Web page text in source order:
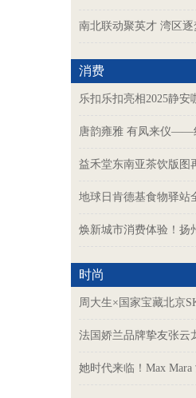
南北联动聚英才 湾区逐
消费
乐扣乐扣亮相2025静安
唐韵雍雅 有凤来仪——
益禾堂东南亚茶饮版图
地球日肯德基食物驿站
焕新城市消费体验！扬
时尚
周大生×国家宝藏北京
法国娇兰品牌挚友张云
她时代来临！Max